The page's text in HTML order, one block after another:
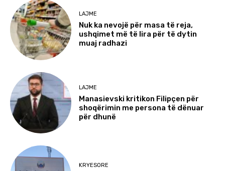
LAJME
Nuk ka nevojë për masa të reja,
ushqimet më të lira për të dytin
muaj radhazi
LAJME
Manasievski kritikon Filipçen për
shoqërimin me persona të dënuar
për dhunë
KRYESORE